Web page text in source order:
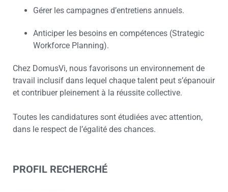
Gérer les campagnes d’entretiens annuels.
Anticiper les besoins en compétences (Strategic
Workforce Planning).
Chez DomusVi, nous favorisons un environnement de
travail inclusif dans lequel chaque talent peut s’épanouir
et contribuer pleinement à la réussite collective.
Toutes les candidatures sont étudiées avec attention,
dans le respect de l’égalité des chances.
PROFIL RECHERCHÉ